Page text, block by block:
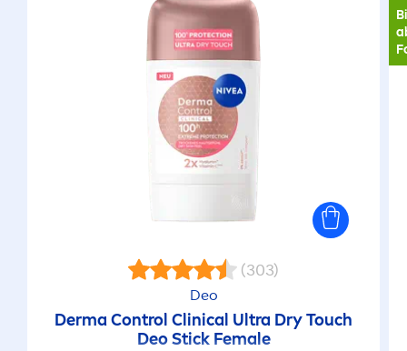
(303)
Deo
Derma Control Clinical Ultra Dry Touch
Deo Stick Female